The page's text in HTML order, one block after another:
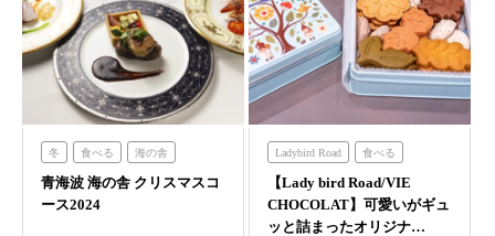
冬 食べる 海の舎
青海波 海の舎 クリスマスコ
ース2024
Ladybird Road 食べる
【Lady bird Road/VIE
CHOCOLAT】可愛いがギュ
ッと詰まったオリジナ…